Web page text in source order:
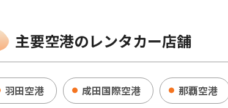
主要空港のレンタカー店舗
羽田空港 成田国際空港 那覇空港